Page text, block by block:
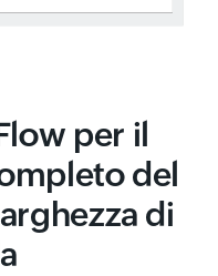
per il
del
di